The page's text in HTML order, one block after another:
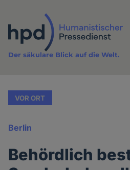
Inhalt
Der säkulare Blick auf die Welt.
VOR ORT
Berlin
Behördlich